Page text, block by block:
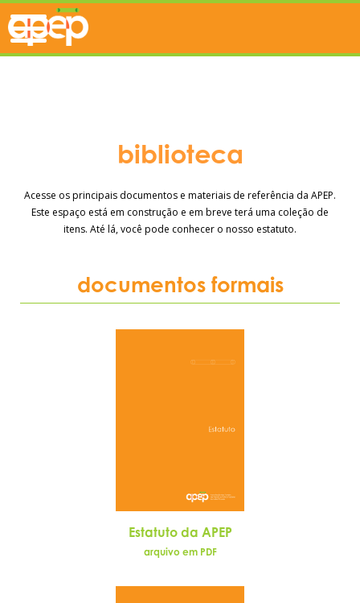
biblioteca
Acesse os principais documentos e materiais de referência da APEP.
Este espaço está em construção e em breve terá uma coleção de
itens. Até lá, você pode conhecer o nosso estatuto.
documentos formais
Estatuto da APEP
arquivo em PDF